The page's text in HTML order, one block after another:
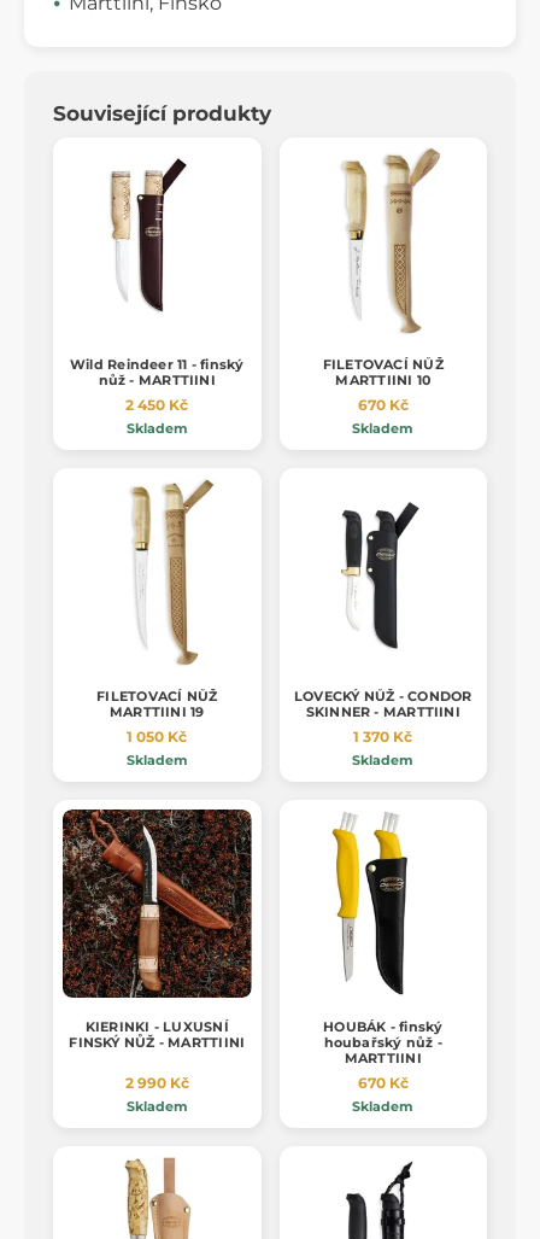
Související produkty
Wild Reindeer 11 - finský
nůž - MARTTIINI
2 450 Kč
Skladem
FILETOVACÍ NŮŽ
MARTTIINI 10
670 Kč
Skladem
FILETOVACÍ NŮŽ
MARTTIINI 19
1 050 Kč
Skladem
LOVECKÝ NŮŽ - CONDOR
SKINNER - MARTTIINI
1 370 Kč
Skladem
KIERINKI - LUXUSNÍ
FINSKÝ NŮŽ - MARTTIINI
2 990 Kč
Skladem
HOUBÁK - finský
houbařský nůž -
MARTTIINI
670 Kč
Skladem